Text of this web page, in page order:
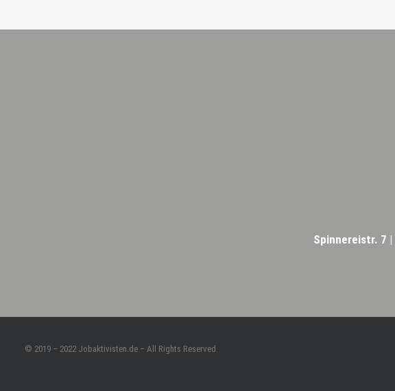
Spinnereistr. 7 |
© 2019 – 2022 Jobaktivisten.de – All Rights Reserved.